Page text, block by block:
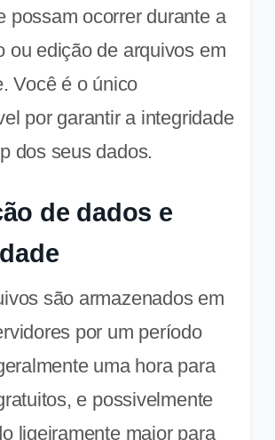
possam ocorrer durante a
ou edição de arquivos em
Você é o único
por garantir a integridade
dos seus dados.
de dados e
são armazenados em
por um período
uma hora para
e possivelmente
ligeiramente maior para